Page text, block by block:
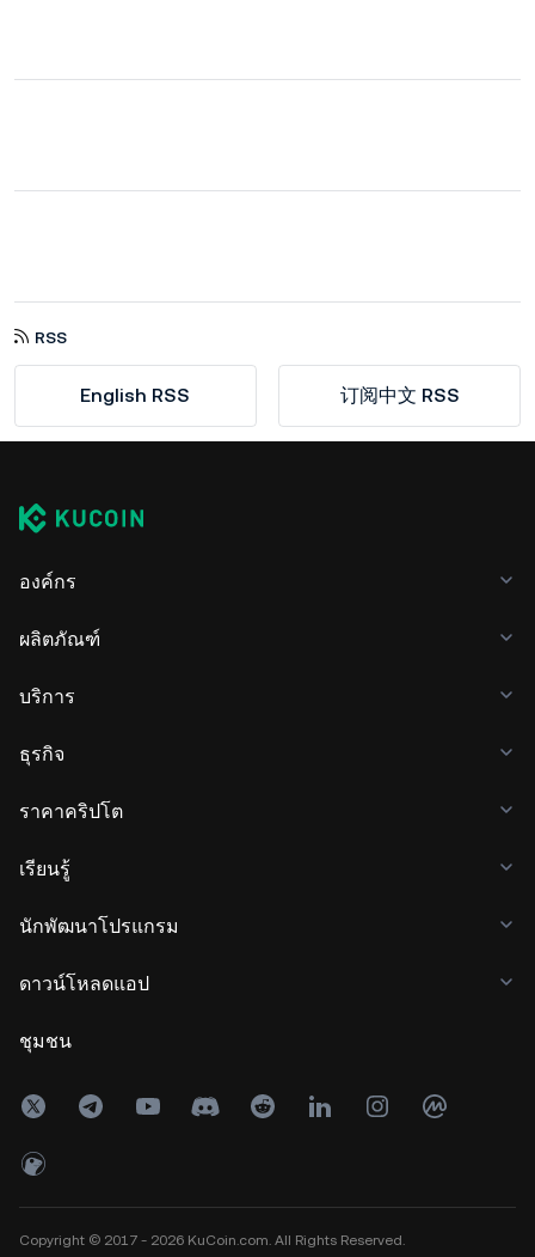
RSS
English RSS 订阅中文 RSS
องค์กร
ผลิตภัณฑ์
บริการ
ธุรกิจ
ราคาคริปโต
เรียนรู้
นักพัฒนาโปรแกรม
ดาวน์โหลดแอป
ชุมชน
Copyright © 2017 - 2026 KuCoin.com. All Rights Reserved.